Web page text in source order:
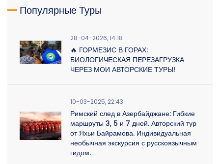
Популярные Туры
28-04-2026, 14:18
🔥 ГОРМЕЗИС В ГОРАХ:
БИОЛОГИЧЕСКАЯ ПЕРЕЗАГРУЗКА
ЧЕРЕЗ МОИ АВТОРСКИЕ ТУРЫ!
10-03-2025, 22:43
Римский след в Азербайджане: Гибкие
маршруты 3, 5 и 7 дней. Авторский тур
от Яхьи Байрамова. Индивидуальная
необычная экскурсия с русскоязычным
гидом.